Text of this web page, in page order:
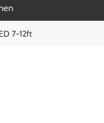
7-12ft